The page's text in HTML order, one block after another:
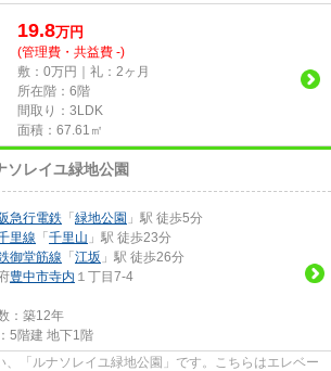
19.8万円
(管理費・共益費 -)
敷：0万円｜礼：2ヶ月
所在階：6階
間取り：3LDK
面積：67.61㎡
ソレイユ緑地公園
急行電鉄 「 緑地公園 」駅 徒歩5分
里線 「 千里山 」駅 徒歩23分
御堂筋線 「 江坂 」駅 徒歩26分
豊中市寺内 １丁目7-4
：築12年
5階建 地下1階
、「ルナソレイユ緑地公園」です。こちらはエレベー